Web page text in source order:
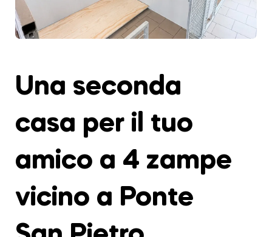
Una seconda
casa per il tuo
amico a 4 zampe
vicino a Ponte